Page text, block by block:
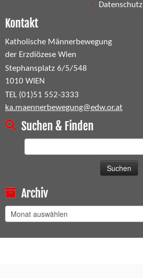
Datenschutz
Kontakt
Katholische Männerbewegung
der Erzdiözese Wien
Stephansplatz 6/5/548
1010 WIEN
TEL (01)51 552-3333
ka.maennerbewegung@edw.or.at
Suchen & Finden
Archiv
Archiv